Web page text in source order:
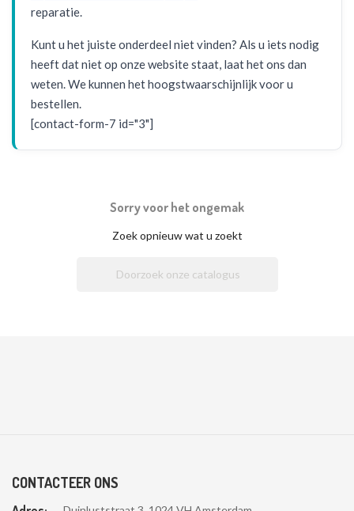
reparatie.
Kunt u het juiste onderdeel niet vinden? Als u iets nodig
heeft dat niet op onze website staat, laat het ons dan
weten. We kunnen het hoogstwaarschijnlijk voor u
bestellen.
[contact-form-7 id="3"]
Sorry voor het ongemak
Zoek opnieuw wat u zoekt
CONTACTEER ONS